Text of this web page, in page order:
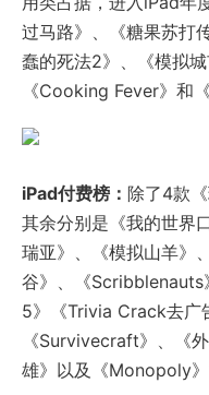
过马路》、《糖果苏打
蠢的死法2》、《模拟城
《Cooking Fever》和
iPad付费榜： 除了4款
其余分别是《我的世界
瑞亚》、《模拟山羊》
谷》、《Scribblenauts
5》《Trivia Crack去广
《Survivecraft》、《
雄》以及《Monopoly》